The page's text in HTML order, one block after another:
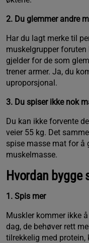
2. Du glemmer andre
Har du lagt merke til
muskelgrupper foruten
gjelder for de som
trener armer. Ja, du
uproporsjonal.
3. Du spiser ikke nok
Du kan ikke forvente
veier 55 kg. Det
spise masse mat for å
muskelmasse.
Hvordan bygge
1. Spis mer
Muskler kommer ikke
dag, de behøver rett
tilrekkelig med protein,